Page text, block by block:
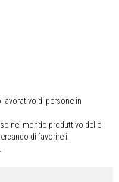
di persone in
nel mondo produttivo delle
di favorire il